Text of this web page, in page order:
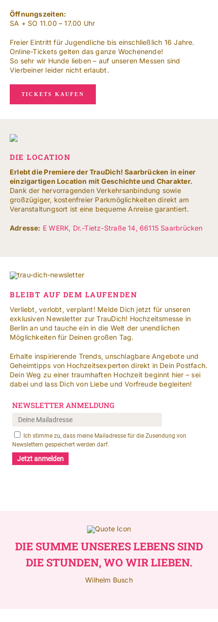
Öffnungszeiten:
SA + SO 11.00 – 17.00 Uhr
Freier Eintritt für Jugendliche bis einschließlich 16 Jahre.
Online-Tickets gelten das ganze Wochenende!
So sehr wir Hunde lieben – auf unseren Messen sind
Vierbeiner leider nicht erlaubt.
TICKETS KAUFEN
DIE LOCATION
Erlebt die Premiere der TrauDich! Saarbrücken in einer
einzigartigen Location mit Geschichte und Charakter.
Dank der hervorragenden Verkehrsanbindung sowie
großzügiger, kostenfreier Parkmöglichkeiten direkt am
Veranstaltungsort ist eine bequeme Anreise garantiert.
Adresse: E WERK, Dr.-Tietz-Straße 14, 66115 Saarbrücken
BLEIBT AUF DEM LAUFENDEN
Verliebt, verlobt, verplant! Melde Dich jetzt für unseren
exklusiven Newsletter zur TrauDich! Hochzeitsmesse in
Berlin an und tauche ein in die Welt der unendlichen
Möglichkeiten für Deinen großen Tag.
Erhalte inspirierende Trends, unschlagbare Angebote und
Geheimtipps von Hochzeitsexperten direkt in Dein Postfach.
Dein Weg zu einer traumhaften Hochzeit beginnt hier – sei
dabei und lass Dich von Liebe und Vorfreude begleiten!
DIE SUMME UNSERES LEBENS SIND
DIE STUNDEN, WO WIR LIEBEN.
Wilhelm Busch